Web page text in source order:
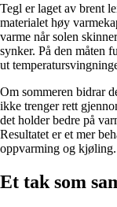
Tegl er laget av brent
materialet høy
varme når solen
synker. På den måten
ut
Om sommeren bidrar
ikke trenger rett
det holder bedre på
Resultatet er et mer
oppvarming og kjøling.
Et tak som